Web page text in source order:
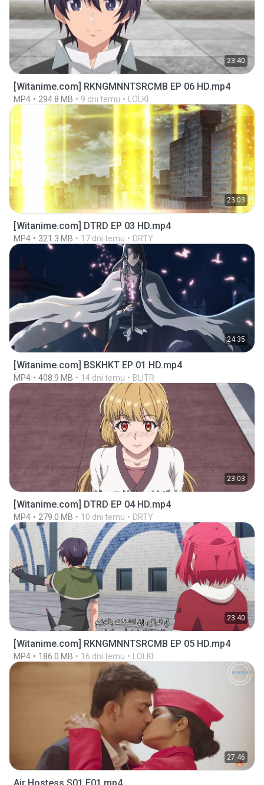
23:40
[Witanime.com] RKNGMNNTSRCMB EP 06 HD.mp4
MP4 294.8 MB 9 dni temu LOLKI
23:03
[Witanime.com] DTRD EP 03 HD.mp4
MP4 321.3 MB 17 dni temu DRTY
24:35
[Witanime.com] BSKHKT EP 01 HD.mp4
MP4 408.9 MB 14 dni temu BLITR
23:03
[Witanime.com] DTRD EP 04 HD.mp4
MP4 279.0 MB 10 dni temu DRTY
23:40
[Witanime.com] RKNGMNNTSRCMB EP 05 HD.mp4
MP4 186.0 MB 16 dni temu LOLKI
27:46